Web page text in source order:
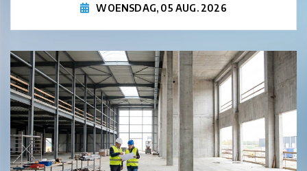
WOENSDAG, 05 AUG. 2026